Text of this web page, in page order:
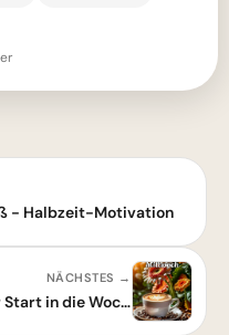
- Halbzeit-Motivation
NÄCHSTES →
Mittwochswünsche: Ein frischer Start in die Wochenmitte